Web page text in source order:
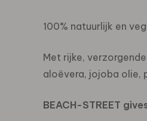
100% natuurlijk en
Met rijke,
aloëvera, jojoba olie,
BEACH-STREET